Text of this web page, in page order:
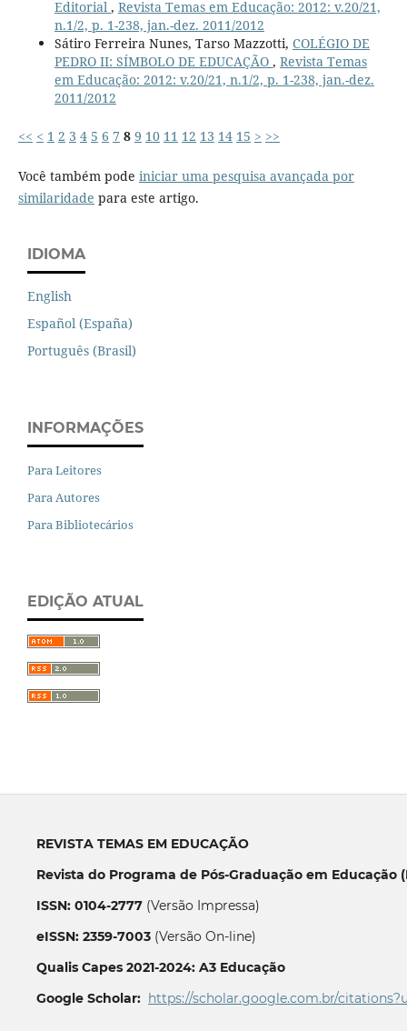
Editorial , Revista Temas em Educação: 2012: v.20/21,
n.1/2, p. 1-238, jan.-dez. 2011/2012
Sátiro Ferreira Nunes, Tarso Mazzotti, COLÉGIO DE
PEDRO II: SÍMBOLO DE EDUCAÇÃO , Revista Temas
em Educação: 2012: v.20/21, n.1/2, p. 1-238, jan.-dez.
2011/2012
<< < 1 2 3 4 5 6 7 8 9 10 11 12 13 14 15 > >>
Você também pode iniciar uma pesquisa avançada por
similaridade para este artigo.
IDIOMA
English
Español (España)
Português (Brasil)
INFORMAÇÕES
Para Leitores
Para Autores
Para Bibliotecários
EDIÇÃO ATUAL
REVISTA TEMAS EM EDUCAÇÃO
Revista do Programa de Pós-Graduação em Educação
ISSN: 0104-2777(Versão Impressa)
eISSN: 2359-7003(Versão On-line)
Qualis Capes 2021-2024: A3 Educação
Google Scholar: https://scholar.google.com.br/